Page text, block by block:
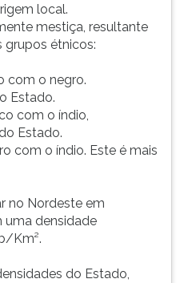
local.
mestiça, resultante
grupos étnicos:
com o negro.
Estado.
com o índio,
Estado.
com o índio. Este é mais
no Nordeste em
densidade
Km².
do Estado,